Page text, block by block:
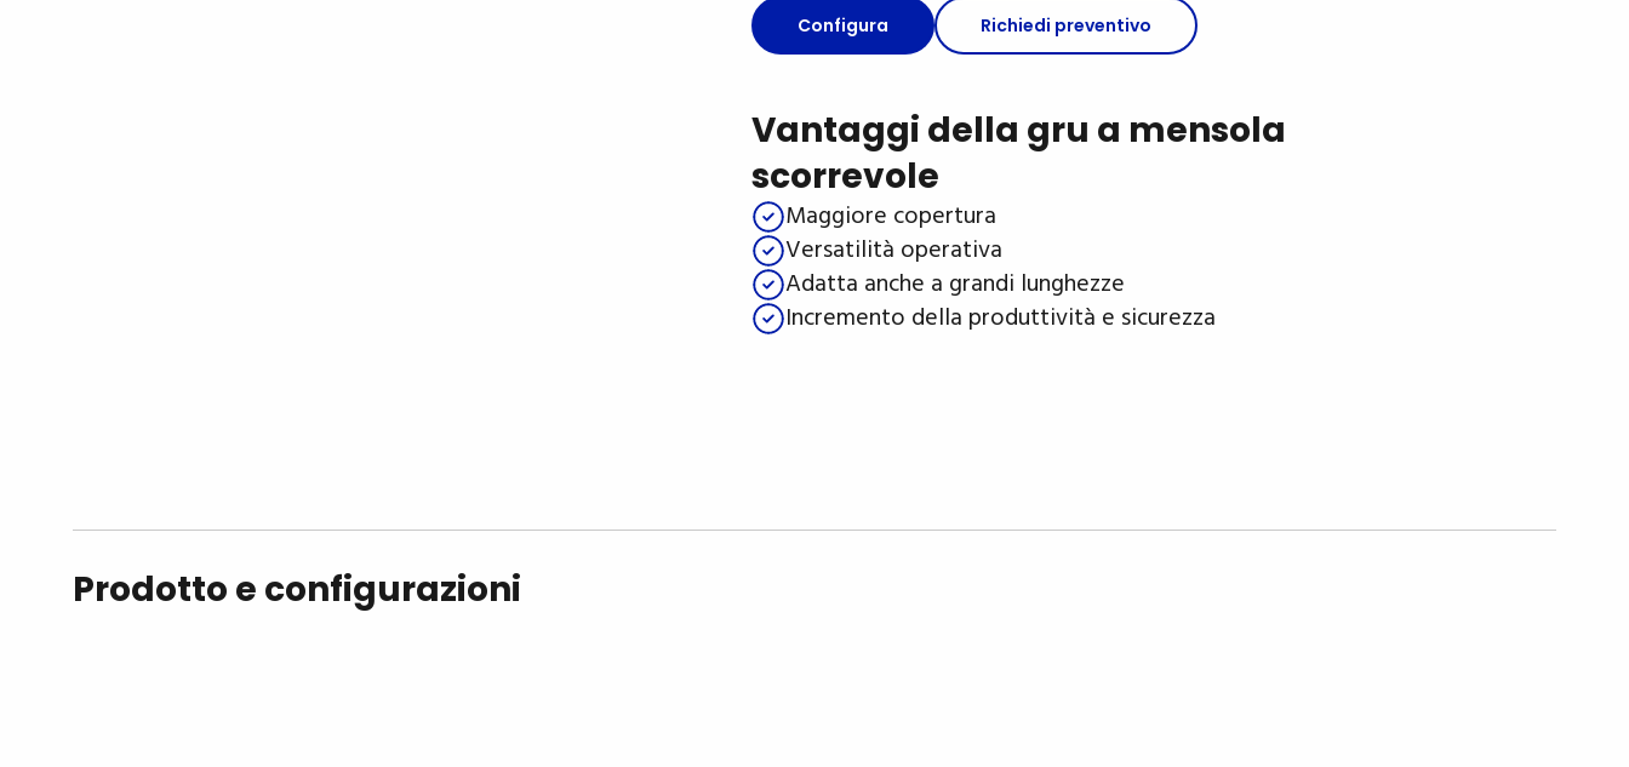
Configura Richiedi preventivo
Vantaggi della gru a mensola
scorrevole
Maggiore copertura
Versatilità operativa
Adatta anche a grandi lunghezze
Incremento della produttività e sicurezza
Prodotto e configurazioni